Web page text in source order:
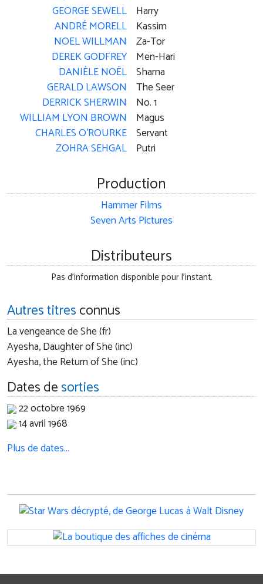
GEORGE SEWELL
ANDRÉ MORELL
NOEL WILLMAN
DEREK GODFREY
DANIÈLE NOËL
GERALD LAWSON
DERRICK SHERWIN
WILLIAM LYON BROWN
CHARLES O'ROURKE
ZOHRA SEHGAL
Harry
Kassim
Za-Tor
Men-Hari
Sharna
The Seer
No. 1
Magus
Servant
Putri
Production
Hammer Films
Seven Arts Pictures
Distributeurs
Pas d'information disponible pour l'instant.
Autres titresconnus
La vengeance de She (fr)
Ayesha, Daughter of She (inc)
Ayesha, the Return of She (inc)
Dates desorties
22 octobre 1969
14 avril 1968
Plus de dates…